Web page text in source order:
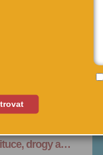
drogy a…
do
drogy a…
do